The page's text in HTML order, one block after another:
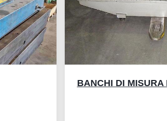
BANCHI DI MISURA